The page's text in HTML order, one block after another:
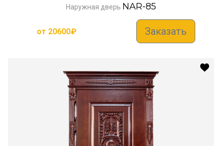
Наружная дверь NAR-85
от 20600₽ Заказать